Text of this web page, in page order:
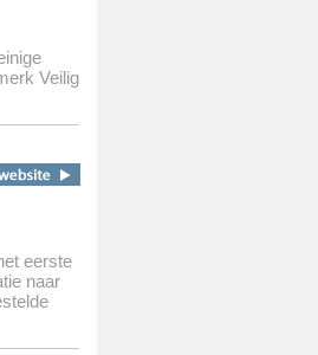
Veilig
eerste
naar